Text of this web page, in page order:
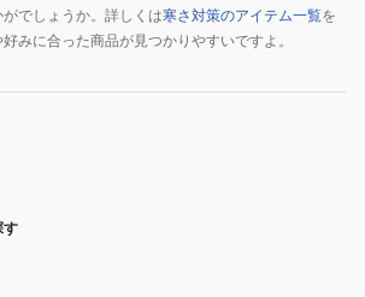
でしょうか。詳しくは寒さ対策のアイテム一覧を
みに合った商品が見つかりやすいですよ。
す